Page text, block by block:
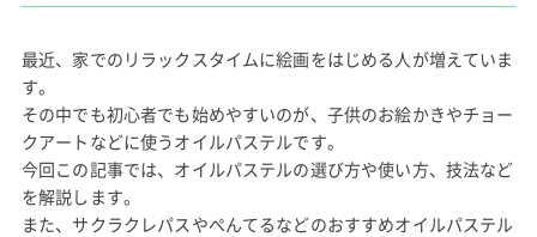
最近、家でのリラックスタイムに絵画をはじめる人が増えていま
す。
その中でも初心者でも始めやすいのが、子供のお絵かきやチョー
クアートなどに使うオイルパステルです。
今回この記事では、オイルパステルの選び方や使い方、技法など
を解説します。
また、サクラクレパスやぺんてるなどのおすすめオイルパステル